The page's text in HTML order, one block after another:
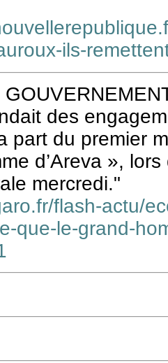
ils-
des
part du premier
d’Areva »,
mercredi."
flash-actu/
que-le-grand-